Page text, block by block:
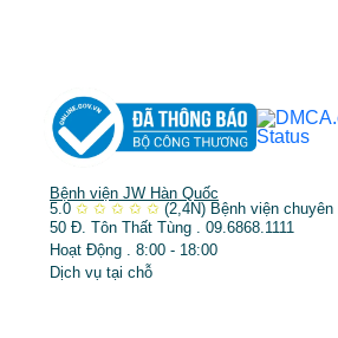
Bệnh viện JW Hàn Quốc
5.0 ✩ ✩ ✩ ✩ ✩ (2,4N) Bệnh viện chuyên
50 Đ. Tôn Thất Tùng . 09.6868.1111
Hoạt Động . 8:00 - 18:00
Dịch vụ tại chỗ